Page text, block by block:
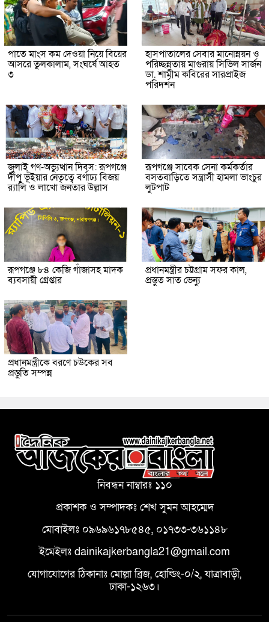
পাতে মাংস কম দেওয়া নিয়ে বিয়ের
আসরে তুলকালাম, সংঘর্ষে আহত
৩
হাসপাতালের সেবার মানোন্নয়ন ও
পরিচ্ছন্নতায় মাগুরায় সিভিল সার্জন
ডা. শামীম কবিরের সারপ্রাইজ
পরিদর্শন
জুলাই গণ-অভ্যুত্থান দিবস: রূপগঞ্জে
দীপু ভূঁইয়ার নেতৃত্বে বর্ণাঢ্য বিজয়
র‌্যালি ও লাখো জনতার উল্লাস
রূপগঞ্জে সাবেক সেনা কর্মকর্তার
বসতবাড়িতে সন্ত্রাসী হামলা ভাংচুর
লুটপাট
রূপগঞ্জে ৮৪ কেজি গাঁজাসহ মাদক
ব্যবসায়ী গ্রেপ্তার
প্রধানমন্ত্রীর চট্টগ্রাম সফর কাল,
প্রস্তুত সাত ভেন্যু
প্রধানমন্ত্রীকে বরণে চউকের সব
প্রস্তুতি সম্পন্ন
নিবন্ধন নাম্বারঃ ১১০
প্রকাশক ও সম্পাদকঃ শেখ সুমন আহম্মেদ
মোবাইলঃ ০৯৬৯৬১৭৮৫৪৫, ০১৭৩৩-৩৬১১৪৮
ইমেইলঃ dainikajkerbangla21@gmail.com
যোগাযোগের ঠিকানাঃ মোল্লা ব্রিজ, হোল্ডিং-০/২, যাত্রাবাড়ী,
ঢাকা-১২৬৩।